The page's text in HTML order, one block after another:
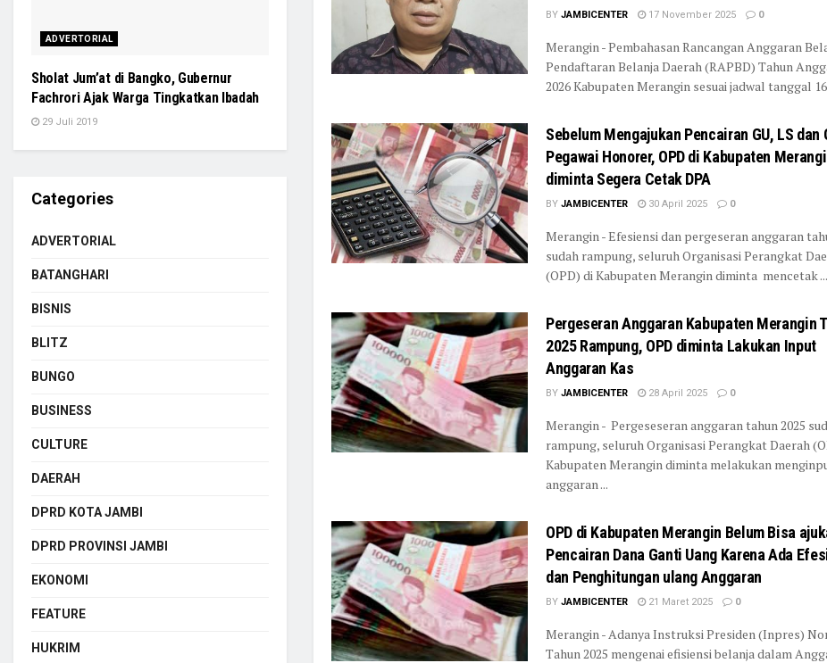
BY JAMBICENTER 17 November 2025 0
Merangin - Pembahasan Rancangan Anggaran
Pendaftaran Belanja Daerah (RAPBD) Tahun
2026 Kabupaten Merangin sesuai jadwal tanggal 16
Sebelum Mengajukan Pencairan GU, LS dan
Pegawai Honorer, OPD di Kabupaten
diminta Segera Cetak DPA
BY JAMBICENTER 30 April 2025 0
Merangin - Efesiensi dan pergeseran anggaran
sudah rampung, seluruh Organisasi Perangkat
(OPD) di Kabupaten Merangin diminta mencetak ...
Pergeseran Anggaran Kabupaten Merangin
2025 Rampung, OPD diminta Lakukan Input
Anggaran Kas
BY JAMBICENTER 28 April 2025 0
Merangin - Pergeseseran anggaran tahun 2025
rampung, seluruh Organisasi Perangkat Daerah
Kabupaten Merangin diminta melakukan
anggaran ...
OPD di Kabupaten Merangin Belum Bisa
Pencairan Dana Ganti Uang Karena Ada
dan Penghitungan ulang Anggaran
BY JAMBICENTER 21 Maret 2025 0
Merangin - Adanya Instruksi Presiden (Inpres)
Tahun 2025 mengenai efisiensi belanja dalam
ADVERTORIAL
Sholat Jum’at di Bangko, Gubernur
Fachrori Ajak Warga Tingkatkan Ibadah
29 Juli 2019
Categories
ADVERTORIAL
BATANGHARI
BISNIS
BLITZ
BUNGO
BUSINESS
CULTURE
DAERAH
DPRD KOTA JAMBI
DPRD PROVINSI JAMBI
EKONOMI
FEATURE
HUKRIM